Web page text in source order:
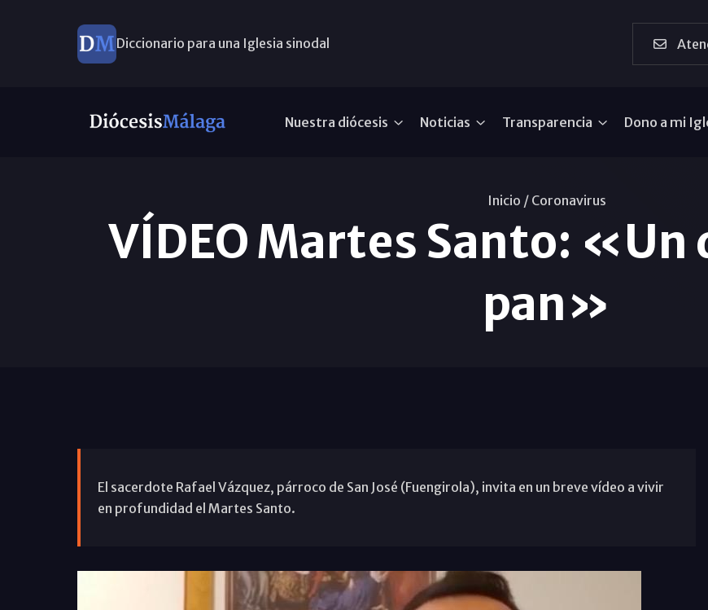
Diccionario para una Iglesia sinodal
Nuestra diócesis Noticias Transparencia Dono a mi
Inicio / Coronavirus
VÍDEO Martes Santo: «Un
pan»
El sacerdote Rafael Vázquez, párroco de San José (Fuengirola), invita en un breve vídeo a vivir
en profundidad el Martes Santo.